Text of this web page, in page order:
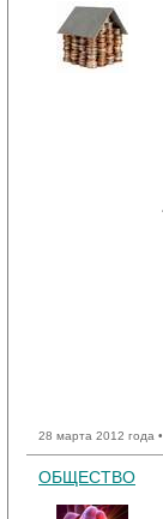
28 марта 2012 года •
ОБЩЕСТВО